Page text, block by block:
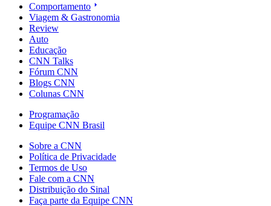
Comportamento
Viagem & Gastronomia
Review
Auto
Educação
CNN Talks
Fórum CNN
Blogs CNN
Colunas CNN
Programação
Equipe CNN Brasil
Sobre a CNN
Política de Privacidade
Termos de Uso
Fale com a CNN
Distribuição do Sinal
Faça parte da Equipe CNN